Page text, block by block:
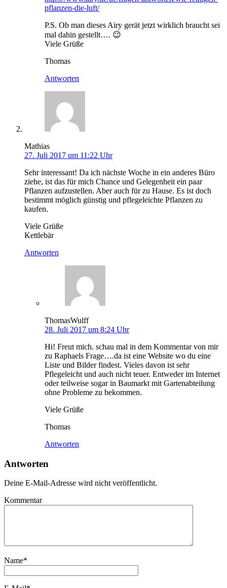
pflanzen-die-luft/
P.S. Ob man dieses Airy gerät jetzt wirklich braucht sei
mal dahin gestellt…. 😉
Viele Grüße
Thomas
Antworten
Mathias
27. Juli 2017 um 11:22 Uhr
Sehr interessant! Da ich nächste Woche in ein anderes Büro
ziehe, ist das für mich Chance und Gelegenheit ein paar
Pflanzen aufzustellen. Aber auch für zu Hause. Es ist doch
bestimmt möglich günstig und pflegeleichte Pflanzen zu
kaufen.
Viele Grüße
Kettlebär
Antworten
ThomasWulff
28. Juli 2017 um 8:24 Uhr
Hi! Freut mich. schau mal in dem Kommentar von mir
zu Raphaels Frage….da ist eine Website wo du eine
Liste und Bilder findest. Vieles davon ist sehr
Pflegeleicht und auch nicht teuer. Entweder im Internet
oder teilweise sogar in Baumarkt mit Gartenabteilung
ohne Probleme zu bekommen.
Viele Grüße
Thomas
Antworten
Antworten
Deine E-Mail-Adresse wird nicht veröffentlicht.
Kommentar
Name*